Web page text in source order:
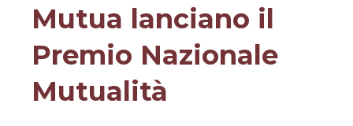
IL COMITATO SCIENTIFICO
MEDIA
Mutua lanciano il
Premio Nazionale
Mutualità